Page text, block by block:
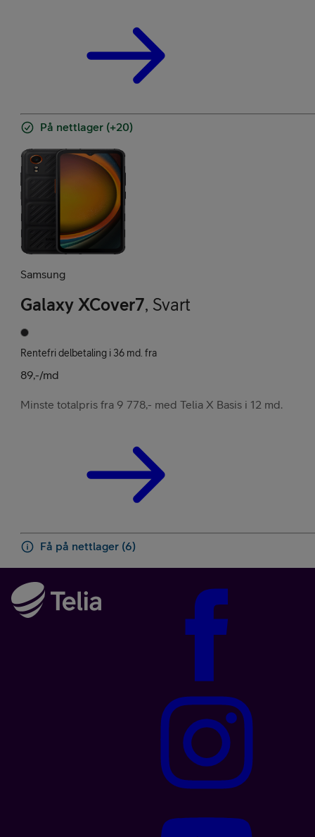
På nettlager (+20)
Samsung
Galaxy XCover7, Svart
Rentefri delbetaling i 36 md. fra
89,-/md
Minste totalpris fra 9 778,- med Telia X Basis i 12 md.
Få på nettlager (6)